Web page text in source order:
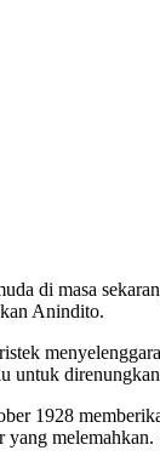
di masa
Anindito.
untuk
1928
yang